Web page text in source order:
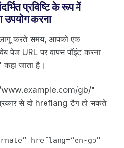
प्रविष्टि के रूप में
करना
करते समय, आपको एक
पेज URL पर वापस पॉइंट करना
जाता है।
www.example.com/gb/”
से दो hreflang टैग हो सकते
hreflang=“en-gb”